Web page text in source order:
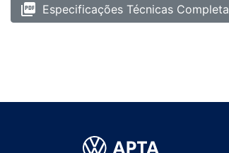
picture_as_pdf Especificações Técnicas Completa